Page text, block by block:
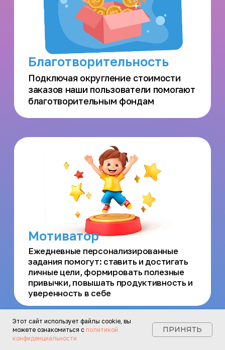
Защитник
Забота на
расстоянии
Локатор позволяет
передавать звуки из
Психологический
тест и проверка
документов
Для гарантии безопасности
и профессионализма
каждого сопровождающего
Квалифицированный
Сопровождающий с
необходимым опытом и
удостоверением обеспечит
безопасность
Этот сайт использует файлы cookie, вы
можете ознакомиться с политикой
конфиденциальности
ПРИНЯТЬ